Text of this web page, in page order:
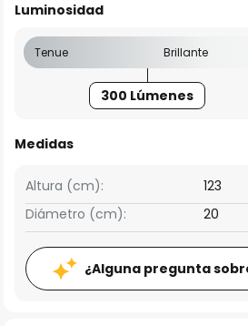
Luminosidad
Tenue Brillante
300 Lúmenes
Medidas
Altura (cm):
123
Diámetro (cm):
20
¿Alguna pregunta